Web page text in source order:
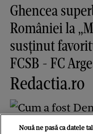
Ghencea
României la
susținut
FCSB - FC
Redactia.ro
Nouă ne pasă ca datele